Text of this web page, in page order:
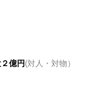
億円 (対人・対物）